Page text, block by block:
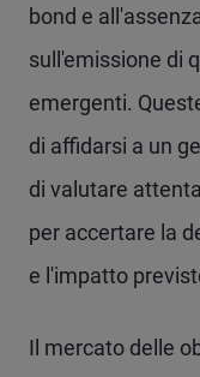
bond e
sull'emissione di
emergenti.
di affidarsi a un
di valutare
per accertare la
e l'impatto
Il mercato delle